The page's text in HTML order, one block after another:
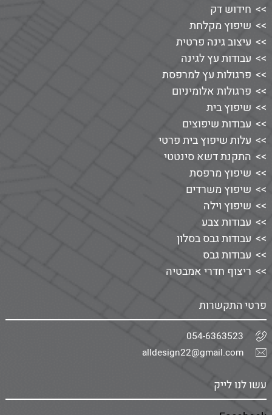
חידוש דק
שיפוץ מקלחת
עיצוב גינה פרטית
עבודות עץ לגינה
פרגולות עץ למרפסת
פרגולות אלומיניום
שיפוץ בית
עבודות שיפוצים
עלות שיפוץ בית פרטי
התקנת דשא סינטטי
שיפוץ מרפסת
שיפוץ משרדים
שיפוץ וילה
עבודות צבע
עבודות גבס בסלון
עבודות גבס
ריצוף חדרי אמבטיה
פרטי התקשרות
054-6363523
alldesign22@gmail.com
עשו לנו לייק